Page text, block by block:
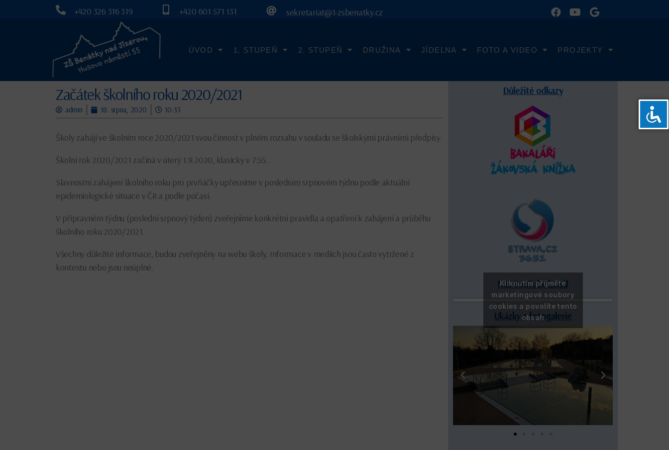
+420 326 316 319 +420 601 571 131 sekretariat@1-zsbenatky.cz
ÚVOD 1. STUPEŇ 2. STUPEŇ DRUŽINA JÍDELNA FOTO A VIDEO PROJEKTY
Začátek školního roku 2020/2021
admin 18. srpna, 2020 10:33
Školy zahájí ve školním roce 2020/2021 svou činnost v plném rozsahu v souladu se školskými právními předpisy.
Školní rok 2020/2021 začíná v úterý 1.9.2020, klasicky v 7:55.
Slavnostní zahájení školního roku pro prvňáčky upřesníme v posledním srpnovém týdnu podle aktuální
epidemiologické situace v ČR a podle počasí.
V přípravném týdnu (poslední srpnový týden) zveřejníme konkrétní pravidla a opatření k zahájení a průběhu
školního roku 2020/2021.
Všechny důležité informace, budou zveřejněny na webu školy. Informace v mediích jsou často vytržené z
kontextu nebo jsou neúplné.
Důležité odkazy
Náš YouTube kanál
Kliknutím přijměte
marketingové soubory
cookies a povolíte tento
obsah
Ukázky z fotogalerie